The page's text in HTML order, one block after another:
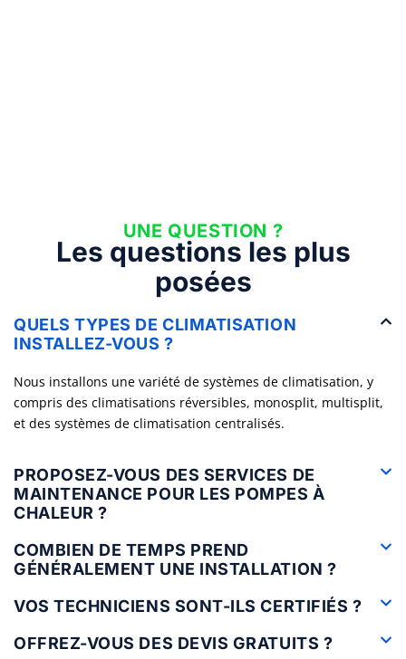
UNE QUESTION ?
Les questions les plus
posées
QUELS TYPES DE CLIMATISATION
INSTALLEZ-VOUS ?
Nous installons une variété de systèmes de climatisation, y
compris des climatisations réversibles, monosplit, multisplit,
et des systèmes de climatisation centralisés.
PROPOSEZ-VOUS DES SERVICES DE
MAINTENANCE POUR LES POMPES À
CHALEUR ?
COMBIEN DE TEMPS PREND
GÉNÉRALEMENT UNE INSTALLATION ?
VOS TECHNICIENS SONT-ILS CERTIFIÉS ?
OFFREZ-VOUS DES DEVIS GRATUITS ?